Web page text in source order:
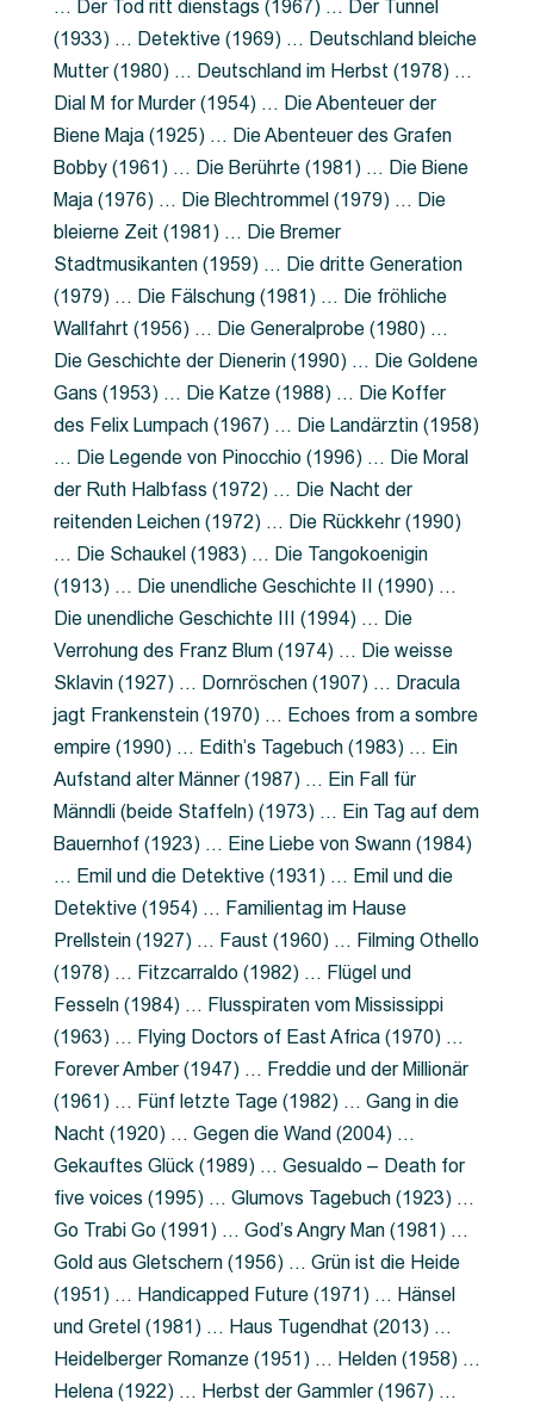
… Der Tod ritt dienstags (1967) … Der Tunnel
(1933) … Detektive (1969) … Deutschland bleiche
Mutter (1980) … Deutschland im Herbst (1978) …
Dial M for Murder (1954) … Die Abenteuer der
Biene Maja (1925) … Die Abenteuer des Grafen
Bobby (1961) … Die Berührte (1981) … Die Biene
Maja (1976) … Die Blechtrommel (1979) … Die
bleierne Zeit (1981) … Die Bremer
Stadtmusikanten (1959) … Die dritte Generation
(1979) … Die Fälschung (1981) … Die fröhliche
Wallfahrt (1956) … Die Generalprobe (1980) …
Die Geschichte der Dienerin (1990) … Die Goldene
Gans (1953) … Die Katze (1988) … Die Koffer
des Felix Lumpach (1967) … Die Landärztin (1958)
… Die Legende von Pinocchio (1996) … Die Moral
der Ruth Halbfass (1972) … Die Nacht der
reitenden Leichen (1972) … Die Rückkehr (1990)
… Die Schaukel (1983) … Die Tangokoenigin
(1913) … Die unendliche Geschichte II (1990) …
Die unendliche Geschichte III (1994) … Die
Verrohung des Franz Blum (1974) … Die weisse
Sklavin (1927) … Dornröschen (1907) … Dracula
jagt Frankenstein (1970) … Echoes from a sombre
empire (1990) … Edith’s Tagebuch (1983) … Ein
Aufstand alter Männer (1987) … Ein Fall für
Männdli (beide Staffeln) (1973) … Ein Tag auf dem
Bauernhof (1923) … Eine Liebe von Swann (1984)
… Emil und die Detektive (1931) … Emil und die
Detektive (1954) … Familientag im Hause
Prellstein (1927) … Faust (1960) … Filming Othello
(1978) … Fitzcarraldo (1982) … Flügel und
Fesseln (1984) … Flusspiraten vom Mississippi
(1963) … Flying Doctors of East Africa (1970) …
Forever Amber (1947) … Freddie und der Millionär
(1961) … Fünf letzte Tage (1982) … Gang in die
Nacht (1920) … Gegen die Wand (2004) …
Gekauftes Glück (1989) … Gesualdo – Death for
five voices (1995) … Glumovs Tagebuch (1923) …
Go Trabi Go (1991) … God’s Angry Man (1981) …
Gold aus Gletschern (1956) … Grün ist die Heide
(1951) … Handicapped Future (1971) … Hänsel
und Gretel (1981) … Haus Tugendhat (2013) …
Heidelberger Romanze (1951) … Helden (1958) …
Helena (1922) … Herbst der Gammler (1967) …